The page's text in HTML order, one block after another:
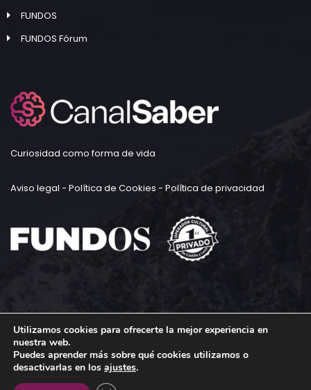
FUNDOS
FUNDOS Fórum
Curiosidad como forma de vida
Aviso legal - Política de Cookies - Política de privacidad
Todos los derechos reservados © FUNDOS 2023
Utilizamos cookies para ofrecerte la mejor experiencia en
nuestra web.
Puedes aprender más sobre qué cookies utilizamos o
desactivarlas en los ajustes.